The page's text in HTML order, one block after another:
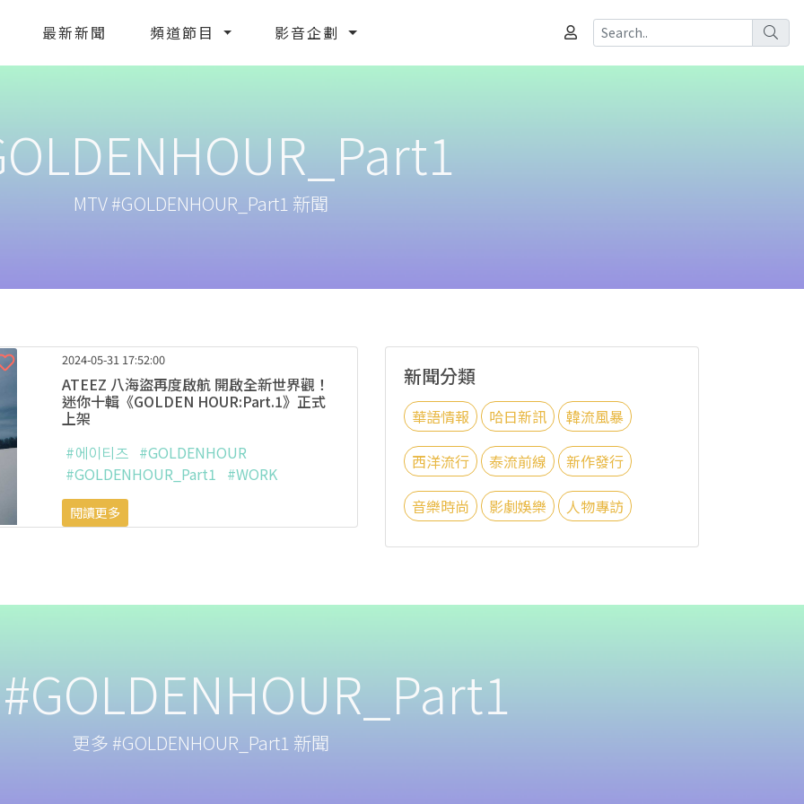
最新新聞 頻道節目 影音企劃
MTV #GOLDENHOUR_Part1 新聞
新聞分類
華語情報 哈日新訊 韓流風暴
西洋流行 泰流前線 新作發行
音樂時尚 影劇娛樂 人物專訪
2024-05-31 17:52:00
ATEEZ 八海盜再度啟航 開啟全新世界觀！
迷你十輯《GOLDEN HOUR:Part.1》正式
上架
#에이티즈 #GOLDENHOUR
#GOLDENHOUR_Part1 #WORK
閱讀更多
更多 #GOLDENHOUR_Part1 新聞